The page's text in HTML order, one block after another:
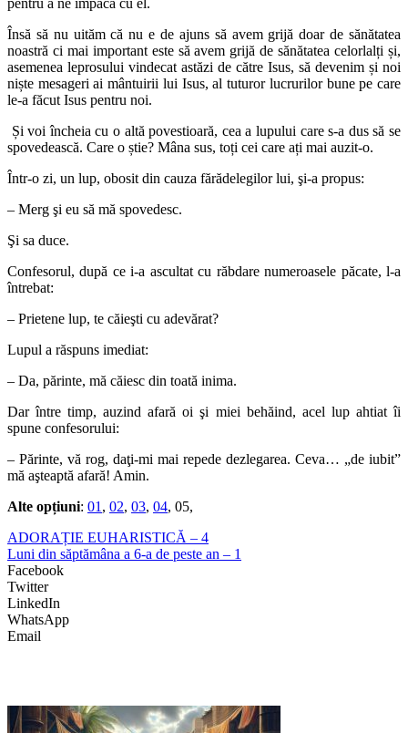
Însă să nu uităm că nu e de ajuns să avem grijă doar de sănătatea
noastră ci mai important este să avem grijă de sănătatea celorlalți și,
asemenea leprosului vindecat astăzi de către Isus, să devenim și noi
niște mesageri ai mântuirii lui Isus, al tuturor lucrurilor bune pe care
le-a făcut Isus pentru noi.
Și voi încheia cu o altă povestioară, cea a lupului care s-a dus să se
spovedească. Care o știe? Mâna sus, toți cei care ați mai auzit-o.
Într-o zi, un lup, obosit din cauza fărădelegilor lui, şi-a propus:
– Merg şi eu să mă spovedesc.
Şi sa duce.
Confesorul, după ce i-a ascultat cu răbdare numeroasele păcate, l-a
întrebat:
– Prietene lup, te căieşti cu adevărat?
Lupul a răspuns imediat:
– Da, părinte, mă căiesc din toată inima.
Dar între timp, auzind afară oi şi miei behăind, acel lup ahtiat îi
spune confesorului:
– Părinte, vă rog, daţi-mi mai repede dezlegarea. Ceva… „de iubit”
mă aşteaptă afară! Amin.
Alte opțiuni: 01 , 02, 03, 04, 05,
ADORAȚIE EUHARISTICĂ – 4
Luni din săptămâna a 6-a de peste an – 1
Facebook
Twitter
LinkedIn
WhatsApp
Email